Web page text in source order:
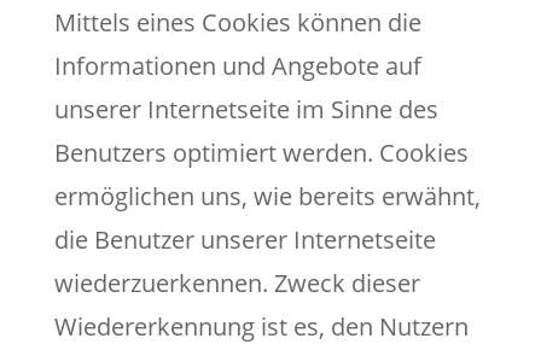
Mittels eines Cookies können die
Informationen und Angebote auf
unserer Internetseite im Sinne des
Benutzers optimiert werden. Cookies
ermöglichen uns, wie bereits erwähnt,
die Benutzer unserer Internetseite
wiederzuerkennen. Zweck dieser
Wiedererkennung ist es, den Nutzern